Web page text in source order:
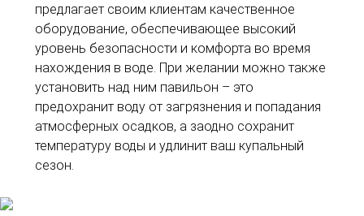
предлагает своим клиентам качественное
оборудование, обеспечивающее высокий
уровень безопасности и комфорта во время
нахождения в воде. При желании можно также
установить над ним павильон – это
предохранит воду от загрязнения и попадания
атмосферных осадков, а заодно сохранит
температуру воды и удлинит ваш купальный
сезон.